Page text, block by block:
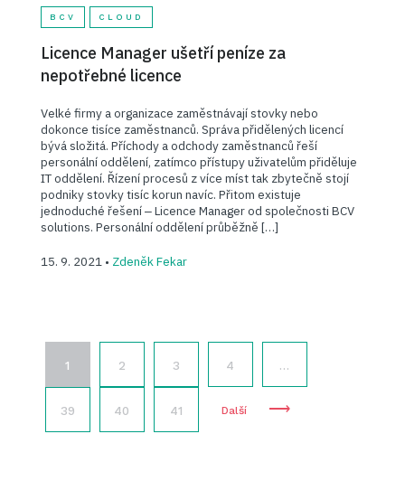
BCV CLOUD
Licence Manager ušetří peníze za
nepotřebné licence
Velké firmy a organizace zaměstnávají stovky nebo
dokonce tisíce zaměstnanců. Správa přidělených licencí
bývá složitá. Příchody a odchody zaměstnanců řeší
personální oddělení, zatímco přístupy uživatelům přiděluje
IT oddělení. Řízení procesů z více míst tak zbytečně stojí
podniky stovky tisíc korun navíc. Přitom existuje
jednoduché řešení ‒ Licence Manager od společnosti BCV
solutions. Personální oddělení průběžně […]
15. 9. 2021 • Zdeněk Fekar
1 2 3 4 …
39 40 41 Další ⟶